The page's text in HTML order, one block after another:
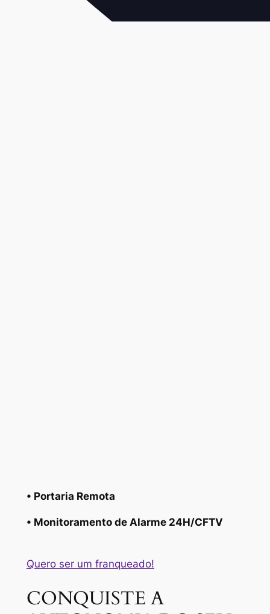
• Portaria Remota
• Monitoramento de Alarme 24H/CFTV
Quero ser um franqueado!
CONQUISTE A